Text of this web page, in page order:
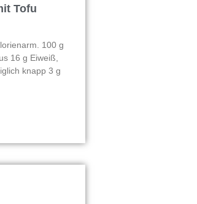
Tofu
100 g
16 g Eiweiß,
knapp 3 g